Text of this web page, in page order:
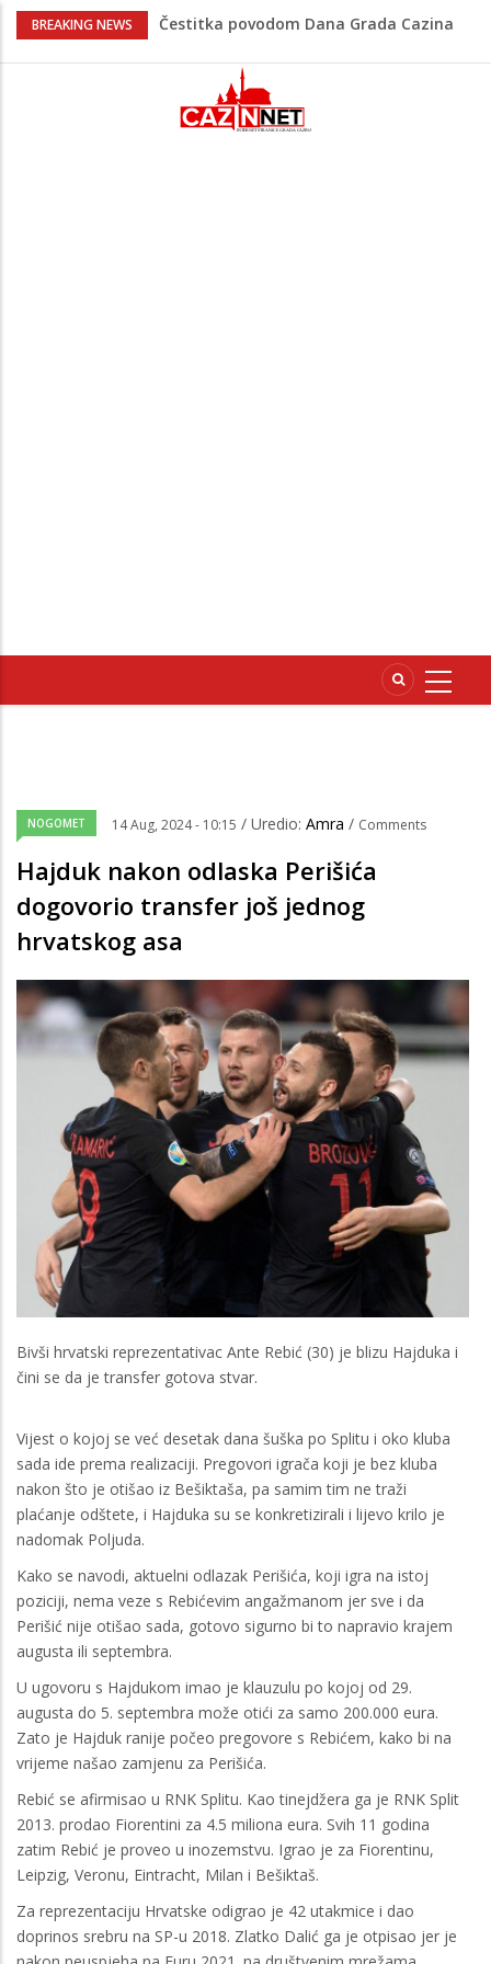
BREAKING NEWS
Čestitka povodom Dana Grada Cazina
Vatrogasci nadljudskim naporima
spriječili veću tragediju
Tabaković ušao s klupe i prvijencem
NOGOMET 14 Aug, 2024 - 10:15 / Uredio: Amra / Comments
Hajduk nakon odlaska Perišića
dogovorio transfer još jednog
hrvatskog asa
Bivši hrvatski reprezentativac Ante Rebić (30) je blizu Hajduka i
čini se da je transfer gotova stvar.
Vijest o kojoj se već desetak dana šuška po Splitu i oko kluba
sada ide prema realizaciji. Pregovori igrača koji je bez kluba
nakon što je otišao iz Bešiktaša, pa samim tim ne traži
plaćanje odštete, i Hajduka su se konkretizirali i lijevo krilo je
nadomak Poljuda.
Kako se navodi, aktuelni odlazak Perišića, koji igra na istoj
poziciji, nema veze s Rebićevim angažmanom jer sve i da
Perišić nije otišao sada, gotovo sigurno bi to napravio krajem
augusta ili septembra.
U ugovoru s Hajdukom imao je klauzulu po kojoj od 29.
augusta do 5. septembra može otići za samo 200.000 eura.
Zato je Hajduk ranije počeo pregovore s Rebićem, kako bi na
vrijeme našao zamjenu za Perišića.
Rebić se afirmisao u RNK Splitu. Kao tinejdžera ga je RNK Split
2013. prodao Fiorentini za 4.5 miliona eura. Svih 11 godina
zatim Rebić je proveo u inozemstvu. Igrao je za Fiorentinu,
Leipzig, Veronu, Eintracht, Milan i Bešiktaš.
Za reprezentaciju Hrvatske odigrao je 42 utakmice i dao
doprinos srebru na SP-u 2018. Zlatko Dalić ga je otpisao jer je